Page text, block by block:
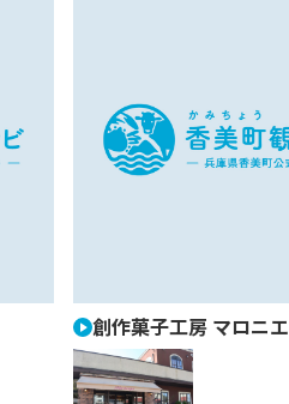
創作菓子工房 マロニエ